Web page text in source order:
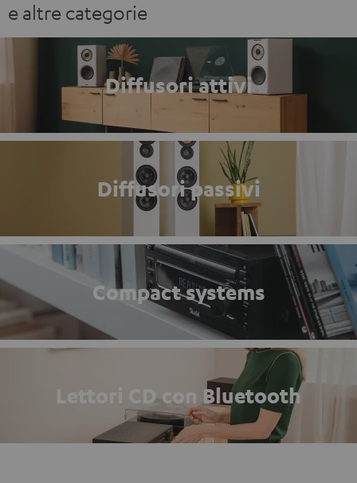
e altre categorie
Diffusori attivi
Diffusori passivi
Compact systems
Lettori CD con Bluetooth